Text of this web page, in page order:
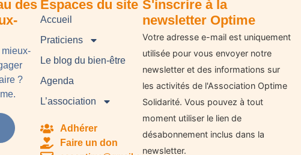
des
mieux-
?
Espaces du site
Accueil
Praticiens
Le blog du bien-être
Agenda
L’association
Adhérer
Faire un don
S'inscrire à la
newsletter Optime
Votre adresse e-mail est uniquement
utilisée pour vous envoyer notre
newsletter et des informations sur
les activités de l'Association Optime
Solidarité. Vous pouvez à tout
moment utiliser le lien de
désabonnement inclus dans la
newsletter.